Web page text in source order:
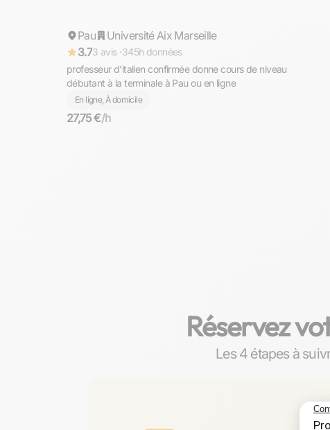
Répond rapidement
Pau
Université Aix Marseille
3.73 avis ·345h données
professeur d'italien confirmée donne cours de niveau
débutant à la terminale à Pau ou en ligne
En ligne, À domicile
27,75 €/h
Réservez
Les 4 étapes à